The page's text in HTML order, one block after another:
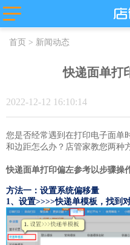
主流平台
拼多多
抖店-即时零
售
淘工厂
淘宝买菜
首页 > 新闻动态
快递面单打
2022-12-12 16:10:14
您是否经常遇到在打印电子面单
和边距怎么办？ 店管家教您两种
快递面单打印偏左参考以步骤操
方法一：设置系统偏移量
1、设置>>>>快递单模板，找到